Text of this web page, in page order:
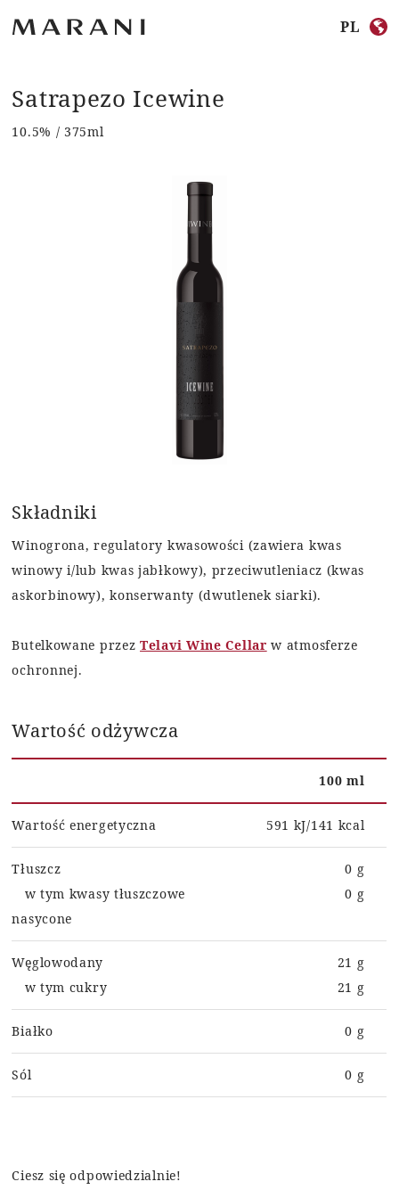
PL
Satrapezo Icewine
10.5% / 375ml
Składniki
Winogrona, regulatory kwasowości (zawiera kwas
winowy i/lub kwas jabłkowy), przeciwutleniacz (kwas
askorbinowy), konserwanty (dwutlenek siarki).
Butelkowane przezTelavi Wine Cellar w atmosferze
ochronnej.
Wartość odżywcza
100 ml
Wartość energetyczna 591 kJ/141 kcal
Tłuszcz
w tym kwasy tłuszczowe
nasycone
0 g
0 g
Węglowodany
w tym cukry
21 g
21 g
Białko 0 g
Sól 0 g
Ciesz się odpowiedzialnie!